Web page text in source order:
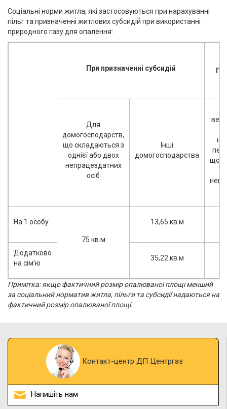
Соціальні норми житла, які застосовуються при нарахуванні
пільг та призначенні житлових субсидій при використанні
природного газу для опалення:
При призначенні субсидій
Для
домогосподарств,
що складаються з
однієї або двох
непрацездатних
осіб
Інші
домогосподарства
що
На 1 особу
75 кв.м
13,65 кв.м
Додатково
на сім’ю
35,22 кв.м
Примітка: якщо фактичний розмір опалюваної площі менший
за соціальний норматив житла, пільги та субсидії надаються на
фактичний розмір опалюваної площі.
Контакт-центр ДП Центргаз
Напишіть нам